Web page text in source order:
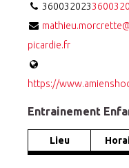
360032023
picardie.fr
https://
Entrainement
Lieu